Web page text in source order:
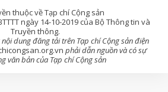
thuộc về Tạp chí Cộng sản
ngày 14-10-2019 của Bộ Thông tin và
Truyền thông.
dung đăng tải trên Tạp chí Cộng sản điện
phải dẫn nguồn và có sự
văn bản của Tạp chí Cộng sản